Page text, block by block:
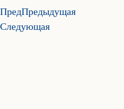
ПредПредыдущая
Следующая